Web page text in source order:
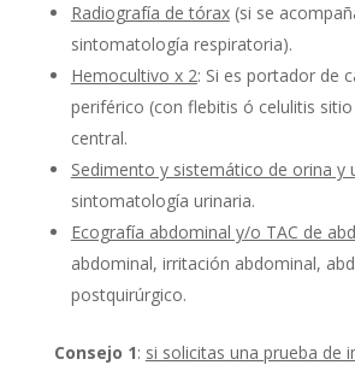
Radiografía de tórax(si se
sintomatología respiratoria).
Hemocultivo x 2: Si es portador de
periférico (con flebitis ó celulitis
central.
Sedimento y sistemático de orina y
sintomatología urinaria.
Ecografía abdominal y/o TAC de
abdominal, irritación abdominal,
postquirúrgico.
Consejo 1: si solicitas una prueba de